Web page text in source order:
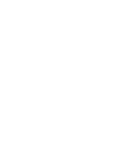
Lõbusad eesti